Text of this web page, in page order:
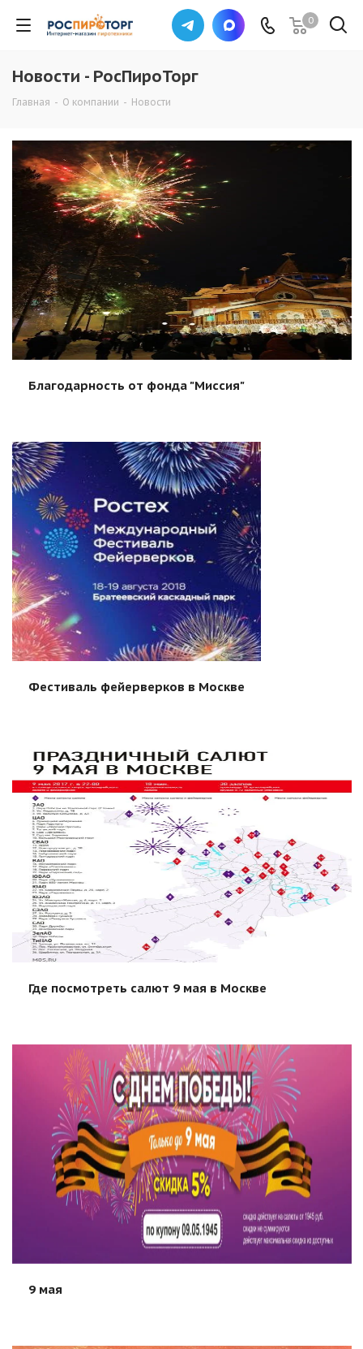
0
Новости - РосПироТорг
Главная - О компании - Новости
Благодарность от фонда "Миссия"
Фестиваль фейерверков в Москве
Где посмотреть салют 9 мая в Москве
9 мая